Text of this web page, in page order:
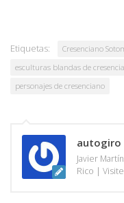
Etiquetas: Cresenciano
esculturas blandas de
personajes de cresenciano
autogiro
Javier
Rico |